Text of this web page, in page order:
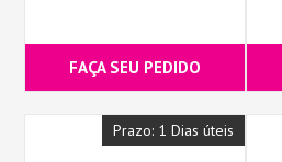
FAÇA SEU PEDIDO
Prazo: 1 Dias úteis